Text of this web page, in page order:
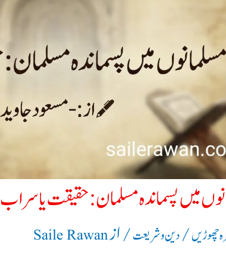
میں پسماندہ مسلمان: حقیقت یا سراب
چھوڑیں/دین و شریعت/ ازSaile Rawan